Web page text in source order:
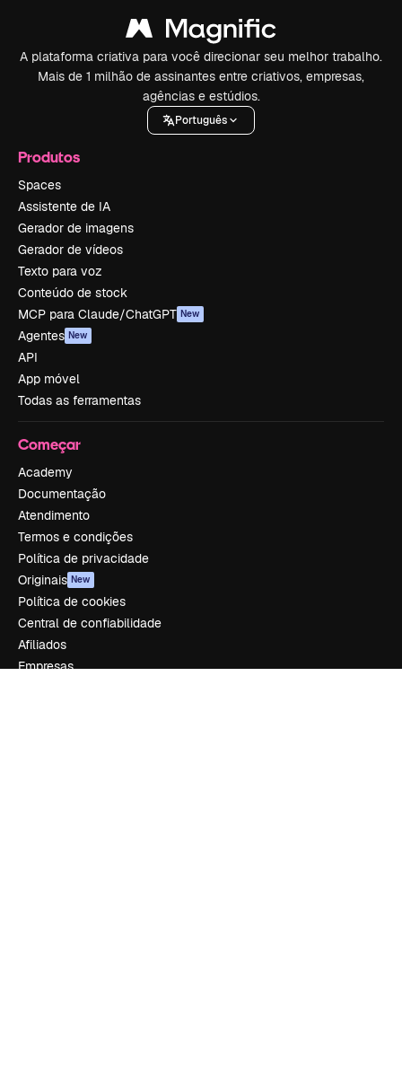
A plataforma criativa para você direcionar seu melhor trabalho.
Mais de 1 milhão de assinantes entre criativos, empresas,
agências e estúdios.
Português
Produtos
Spaces
Assistente de IA
Gerador de imagens
Gerador de vídeos
Texto para voz
Conteúdo de stock
MCP para Claude/ChatGPT New
Agentes New
API
App móvel
Todas as ferramentas
Começar
Academy
Documentação
Atendimento
Termos e condições
Política de privacidade
Originais New
Política de cookies
Central de confiabilidade
Afiliados
Empresas